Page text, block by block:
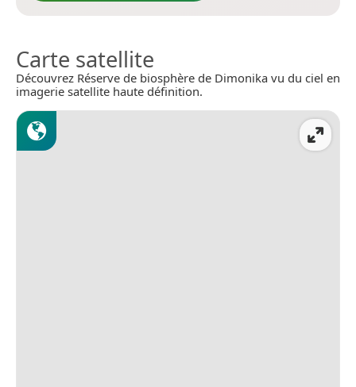
Carte satellite
Découvrez Réserve de biosphère de Dimonika vu du ciel en
imagerie satellite haute définition.